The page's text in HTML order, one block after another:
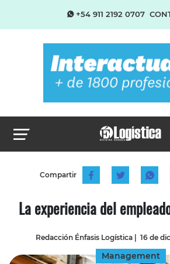
+54 911 2192 0707
Compartir
La experiencia del
Redacción Énfasis Logística | 16 de
Management